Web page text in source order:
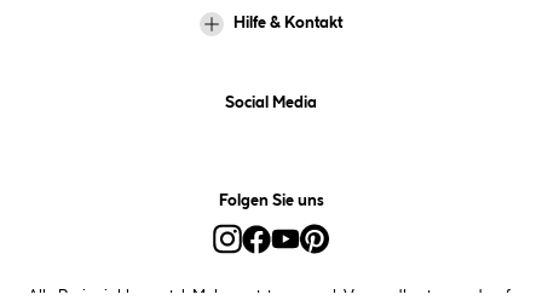
Hilfe & Kontakt
Social Media
Folgen Sie uns
Alle Preise inkl. gesetzl. Mehrwertsteuer zzgl. Versandkosten und ggf.